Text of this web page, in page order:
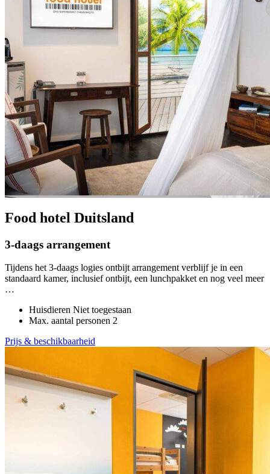
Food hotel Duitsland
3-daags arrangement
Tijdens het 3-daags logies ontbijt arrangement verblijf je in een
standaard kamer, inclusief ontbijt, een lunchpakket en nog veel meer
…
Huisdieren Niet toegestaan
Max. aantal personen 2
Prijs & beschikbaarheid